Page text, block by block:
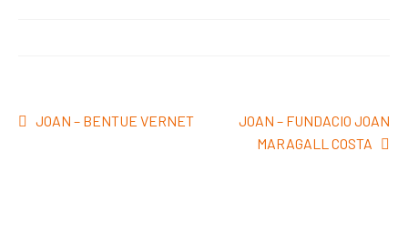
Navegació
Entrada
JOAN – BENTUE VERNET
Pròxima
entrada:
JOAN – FUNDACIO JOAN
MARAGALL COSTA